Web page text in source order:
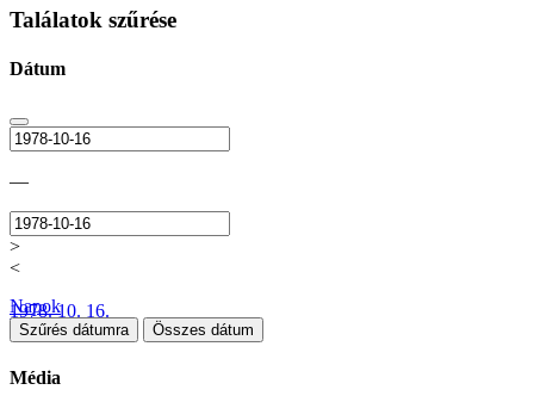
Találatok szűrése
Dátum
—
>
<
1978. 10. 16.
Napok
Szűrés dátumra Összes dátum
Média